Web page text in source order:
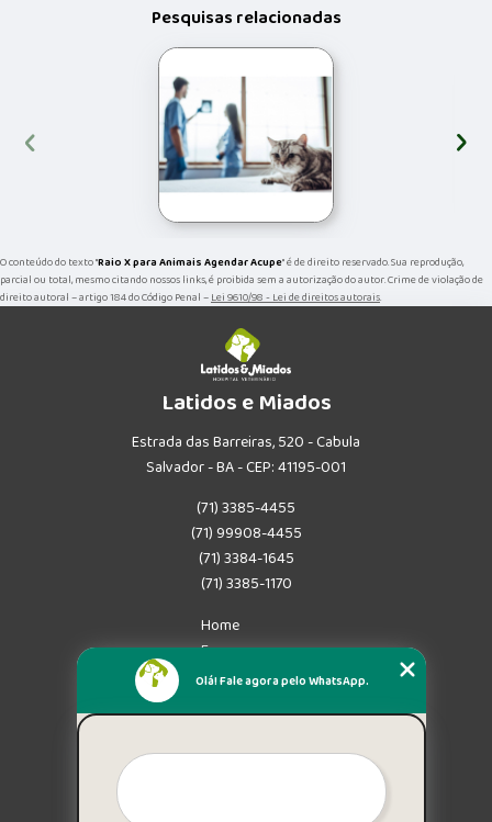
Pesquisas relacionadas
‹ ›
O conteúdo do texto "Raio X para Animais Agendar Acupe" é de direito reservado. Sua reprodução,
parcial ou total, mesmo citando nossos links, é proibida sem a autorização do autor. Crime de violação de
direito autoral – artigo 184 do Código Penal –Lei 9610/98 - Lei de direitos autorais.
Latidos e Miados
Estrada das Barreiras, 520 - Cabula
Salvador - BA - CEP: 41195-001
(71) 3385-4455
(71) 99908-4455
(71) 3384-1645
(71) 3385-1170
Home
Empresa
Missão
Mapa do site
Olá! Fale agora pelo WhatsApp.